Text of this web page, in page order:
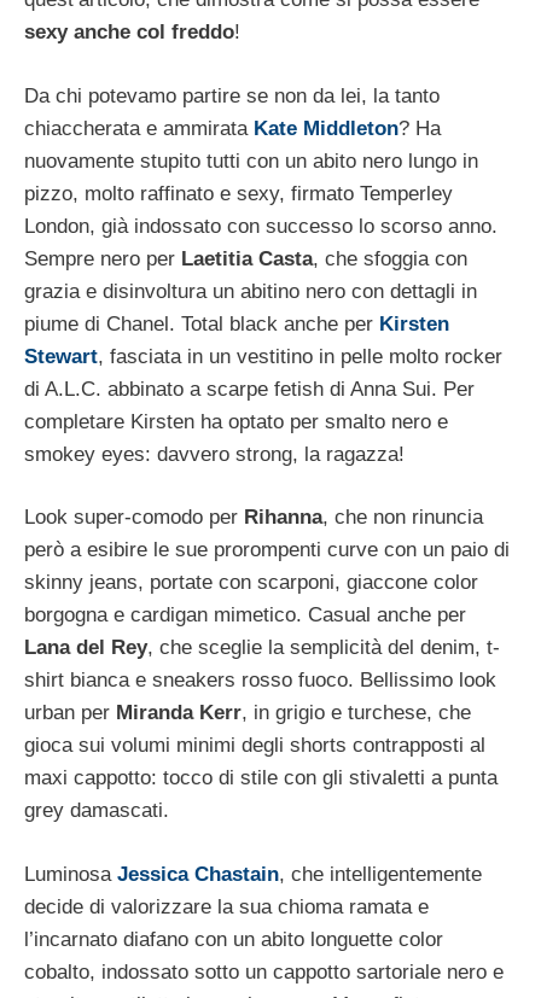
sexy anche col freddo!
Da chi potevamo partire se non da lei, la tanto
chiaccherata e ammirataKate Middleton? Ha
nuovamente stupito tutti con un abito nero lungo in
pizzo, molto raffinato e sexy, firmato Temperley
London, già indossato con successo lo scorso anno.
Sempre nero per Laetitia Casta, che sfoggia con
grazia e disinvoltura un abitino nero con dettagli in
piume di Chanel. Total black anche per Kirsten
Stewart, fasciata in un vestitino in pelle molto rocker
di A.L.C. abbinato a scarpe fetish di Anna Sui. Per
completare Kirsten ha optato per smalto nero e
smokey eyes: davvero strong, la ragazza!
Look super-comodo per Rihanna, che non rinuncia
però a esibire le sue prorompenti curve con un paio di
skinny jeans, portate con scarponi, giaccone color
borgogna e cardigan mimetico. Casual anche per
Lana del Rey, che sceglie la semplicità del denim, t-
shirt bianca e sneakers rosso fuoco. Bellissimo look
urban per Miranda Kerr, in grigio e turchese, che
gioca sui volumi minimi degli shorts contrapposti al
maxi cappotto: tocco di stile con gli stivaletti a punta
grey damascati.
Luminosa Jessica Chastain, che intelligentemente
decide di valorizzare la sua chioma ramata e
l’incarnato diafano con un abito longuette color
cobalto, indossato sotto un cappotto sartoriale nero e